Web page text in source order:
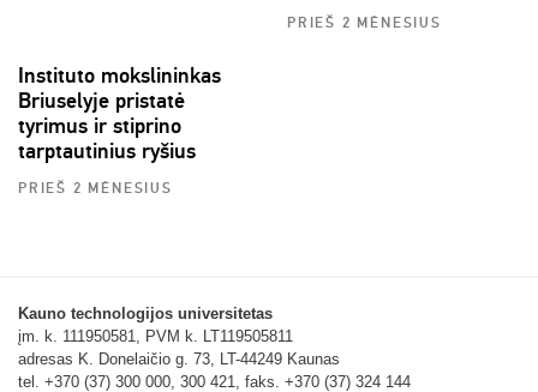
PRIEŠ 2 MĖNESIUS
Instituto mokslininkas
Briuselyje pristatė
tyrimus ir stiprino
tarptautinius ryšius
PRIEŠ 2 MĖNESIUS
Kauno technologijos universitetas
įm. k. 111950581, PVM k. LT119505811
adresas K. Donelaičio g. 73, LT-44249 Kaunas
tel. +370 (37) 300 000, 300 421, faks. +370 (37) 324 144